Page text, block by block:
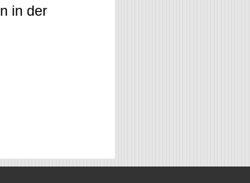
in der